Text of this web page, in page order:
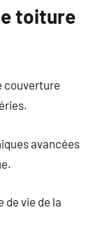
toiture
couverture
avancées
de vie de la